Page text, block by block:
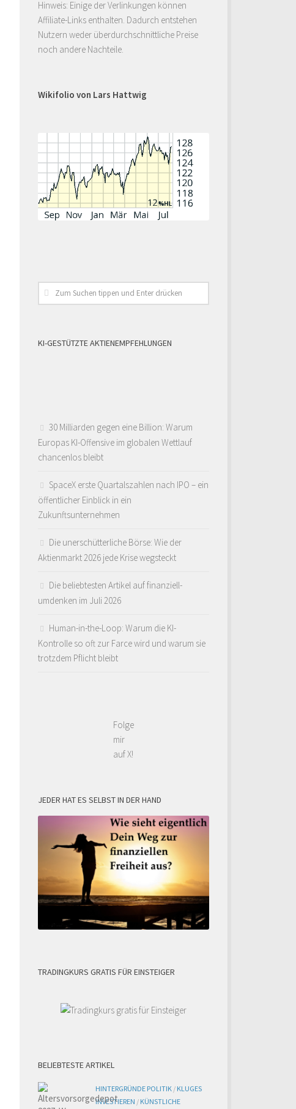
Hinweis: Einige der Verlinkungen können
Affiliate-Links enthalten. Dadurch entstehen
Nutzern weder überdurchschnittliche Preise
noch andere Nachteile.
Wikifolio von Lars Hattwig
KI-GESTÜTZTE AKTIENEMPFEHLUNGEN
30 Milliarden gegen eine Billion: Warum
Europas KI-Offensive im globalen Wettlauf
chancenlos bleibt
SpaceX erste Quartalszahlen nach IPO – ein
öffentlicher Einblick in ein
Zukunftsunternehmen
Die unerschütterliche Börse: Wie der
Aktienmarkt 2026 jede Krise wegsteckt
Die beliebtesten Artikel auf finanziell-
umdenken im Juli 2026
Human-in-the-Loop: Warum die KI-
Kontrolle so oft zur Farce wird und warum sie
trotzdem Pflicht bleibt
Folge
mir
auf X!
JEDER HAT ES SELBST IN DER HAND
TRADINGKURS GRATIS FÜR EINSTEIGER
BELIEBTESTE ARTIKEL
HINTERGRÜNDE POLITIK / KLUGES
INVESTIEREN / KÜNSTLICHE